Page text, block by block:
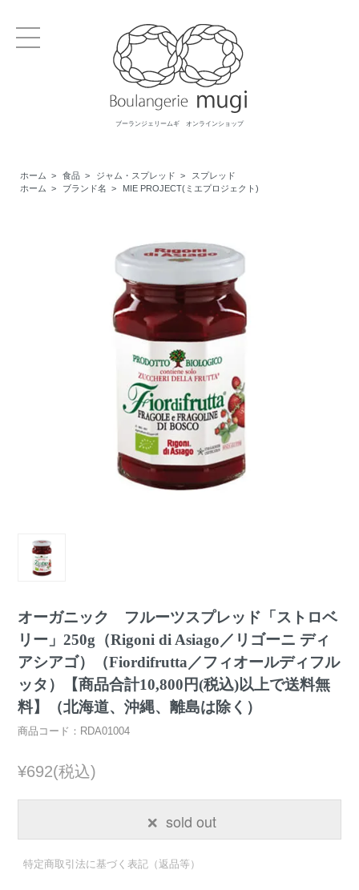
ブーランジェリームギ オンラインショップ
ホーム > 食品 > ジャム・スプレッド >
スプレッド
ホーム > ブランド名 > MIE PROJECT(ミエプロジェクト)
オーガニック フルーツスプレッド「ストロベ
リー」250g（Rigoni di Asiago／リゴーニ ディ
アシアゴ）（Fiordifrutta／フィオールディフル
ッタ）【商品合計10,800円(税込)以上で送料無
料】（北海道、沖縄、離島は除く）
商品コード：RDA01004
¥692(税込)
sold out
特定商取引法に基づく表記（返品等）